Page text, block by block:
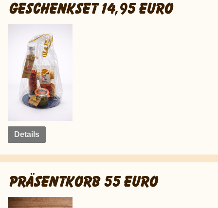
GESCHENKSET 14,95 EURO
Details
PRÄSENTKORB 55 EURO